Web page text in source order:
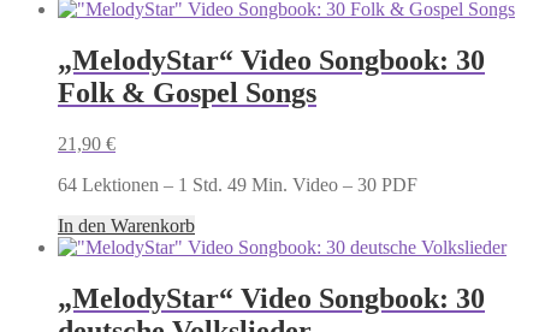
„MelodyStar“ Video Songbook: 30
Folk & Gospel Songs
21,90 €
64 Lektionen – 1 Std. 49 Min. Video – 30 PDF
In den Warenkorb
„MelodyStar“ Video Songbook: 30